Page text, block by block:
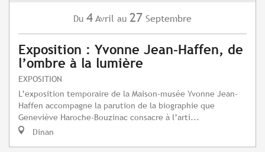
Du 4 Avril au 27 Septembre
Exposition : Yvonne Jean-Haffen, de
l’ombre à la lumière
EXPOSITION
L’exposition temporaire de la Maison-musée Yvonne Jean-
Haffen accompagne la parution de la biographie que
Geneviève Haroche-Bouzinac consacre à l’arti...
Dinan